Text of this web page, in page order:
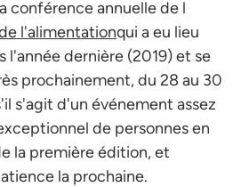
conférence annuelle de l
l'alimentationqui a eu lieu
l'année dernière (2019) et se
prochainement, du 28 au 30
s'agit d'un événement assez
de personnes en
la première édition, et
la prochaine.